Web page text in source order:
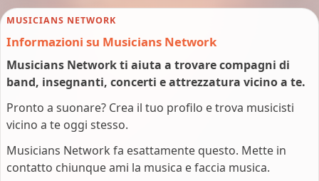
MUSICIANS NETWORK
Informazioni su Musicians Network
Musicians Network ti aiuta a trovare compagni di
band, insegnanti, concerti e attrezzatura vicino a te.
Pronto a suonare? Crea il tuo profilo e trova musicisti
vicino a te oggi stesso.
Musicians Network fa esattamente questo. Mette in
contatto chiunque ami la musica e faccia musica.